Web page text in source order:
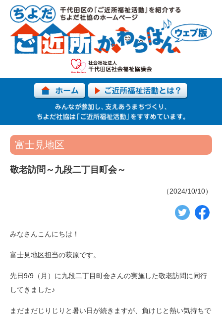
富士見地区
敬老訪問～九段二丁目町会～
（2024/10/10）
みなさんこんにちは！
富士見地区担当の萩原です。
先日9/9（月）に九段二丁目町会さんの実施した敬老訪問に同行
してきました♪
まだまだじりじりと暑い日が続きますが、負けじと熱い気持ちで